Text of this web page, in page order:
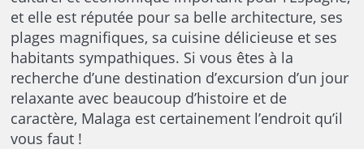
et elle est réputée pour sa belle architecture, ses
plages magnifiques, sa cuisine délicieuse et ses
habitants sympathiques. Si vous êtes à la
recherche d’une destination d’excursion d’un jour
relaxante avec beaucoup d’histoire et de
caractère, Malaga est certainement l’endroit qu’il
vous faut !